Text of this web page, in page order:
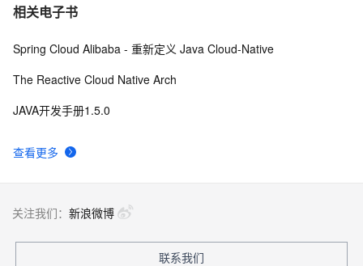
相关电子书
查看更多
Spring Cloud Alibaba - 重新定义 Java Cloud-Native
The Reactive Cloud Native Arch
JAVA开发手册1.5.0
关注我们： 新浪微博
联系我们